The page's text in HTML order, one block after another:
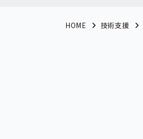
HOME 技術支援